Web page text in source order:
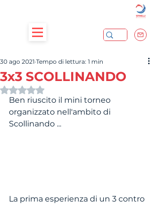
3x3 SCOLLINANDO
30 ago 2021 Tempo di lettura: 1 min
Valutazione NaN stelle su 5.
Ben riuscito il mini torneo
organizzato nell'ambito di
La prima esperienza di un 3 contro